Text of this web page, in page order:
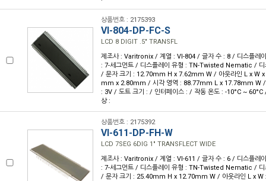
상품번호 : 2175393
VI-804-DP-FC-S
LCD 8 DIGIT .5" TRANSFL
제조사 : Varitronix / 계열 : VI-804 / 글자 수 : 8 / 디스플레
: 7-세그먼트 / 디스플레이 유형 : TN-Twisted Nematic / 디
/ 문자 크기 : 12.70mm H x 7.62mm W / 아웃라인 L x W
mm x 2.80mm / 시각 영역 : 88.77mm L x 17.78mm W /
: 3V / 도트 크기 : / 인터페이스 : / 작동 온도 : -10°C ~
상 :
상품번호 : 2175392
VI-611-DP-FH-W
LCD 7SEG 6DIG 1" TRANSFLECT WIDE
제조사 : Varitronix / 계열 : VI-611 / 글자 수 : 6 / 디스플레
: 7-세그먼트 / 디스플레이 유형 : TN-Twisted Nematic / 디
/ 문자 크기 : 25.40mm H x 12.70mm W / 아웃라인 L x